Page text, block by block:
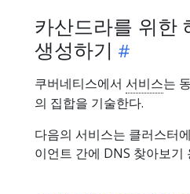
카산드라를 위한
생성하기
쿠버네티스에서 서비스는
의 집합을 기술한다.
다음의 서비스는 클러스터
이언트 간에 DNS 찾아보기